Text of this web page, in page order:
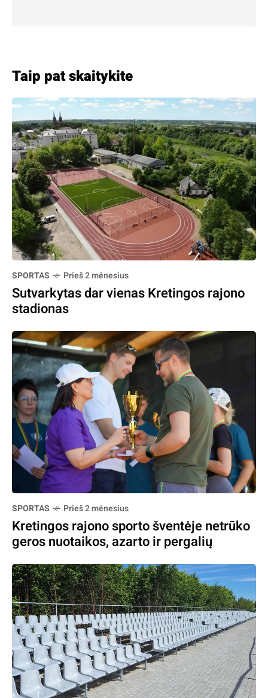
Taip pat skaitykite
SPORTAS Prieš 2 mėnesius
Sutvarkytas dar vienas Kretingos rajono
stadionas
SPORTAS Prieš 2 mėnesius
Kretingos rajono sporto šventėje netrūko
geros nuotaikos, azarto ir pergalių